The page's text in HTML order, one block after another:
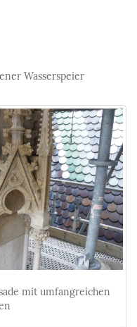
Wasserspeier
mit umfangreichen